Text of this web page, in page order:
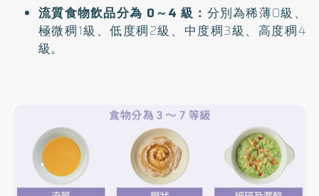
流質食物飲品分為 0～4 級： 分別為稀薄0級、
極微稠1級、低度稠2級、中度稠3級、高度稠4
級。